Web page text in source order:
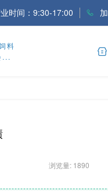
时间：9:30-17:00
料
...
浏览量: 1890